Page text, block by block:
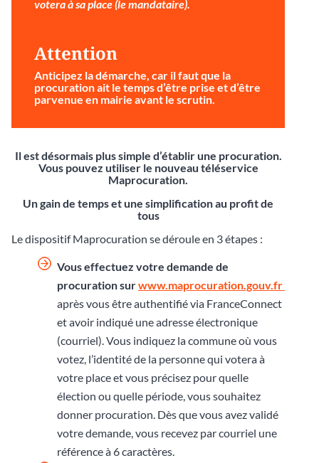
votera à sa place (le mandataire).
Attention
Anticipez la démarche , car il faut que la
procuration ait le temps d’être prise et d’être
parvenue en mairie avant le scrutin.
Il est désormais plus simple d’établir une procuration.
Vous pouvez utiliser le nouveau téléservice
Maprocuration.
Un gain de temps et une simplification au profit de
tous
Le dispositif Maprocuration se déroule en 3 étapes :
Vous effectuez votre demande de
procuration surwww.maprocuration.gouv.fr
après vous être authentifié via FranceConnect
et avoir indiqué une adresse électronique
(courriel). Vous indiquez la commune où vous
votez, l’identité de la personne qui votera à
votre place et vous précisez pour quelle
élection ou quelle période, vous souhaitez
donner procuration. Dès que vous avez validé
votre demande, vous recevez par courriel une
référence à 6 caractères.